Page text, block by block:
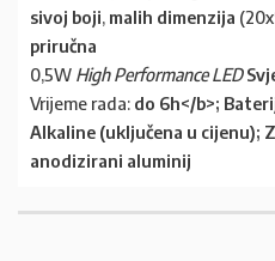
sivoj boji malih dimenzija
priručna
0,5W High Performance LED
Vrijeme rada: do 6h</b>;
Alkaline (uključena u cijenu);
anodizirani aluminij